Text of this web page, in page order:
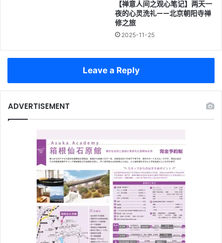
【禅意人间之观心笔记】两天一
夜的心灵洗礼——北京朝阳寺禅
修之旅
2025-11-25
Leave a Reply
ADVERTISEMENT